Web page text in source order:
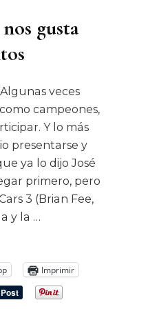
nos gusta
veces
campeones,
Y lo más
presentarse y
ya lo dijo José
primero, pero
3 (Brian Fee,
y la …
Imprimir